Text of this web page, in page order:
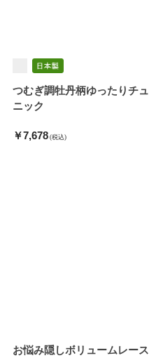
つむぎ調牡丹柄ゆったりチュ
ニック
￥7,678 (税込)
お悩み隠しボリュームレース